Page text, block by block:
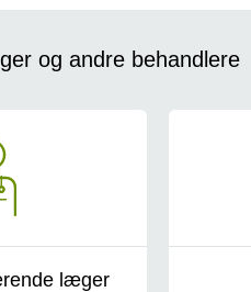
og andre behandlere
læger